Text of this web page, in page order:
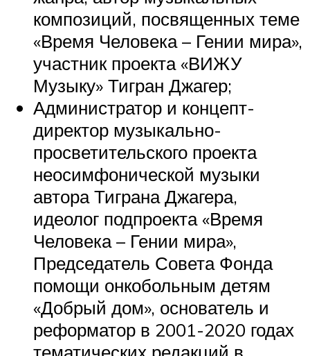
композиций, посвященных теме
«Время Человека – Гении мира»,
участник проекта «ВИЖУ
Музыку» Тигран Джагер;
Администратор и концепт-
директор музыкально-
просветительского проекта
неосимфонической музыки
автора Тиграна Джагера,
идеолог подпроекта «Время
Человека – Гении мира»,
Председатель Совета Фонда
помощи онкобольным детям
«Добрый дом», основатель и
реформатор в 2001-2020 годах